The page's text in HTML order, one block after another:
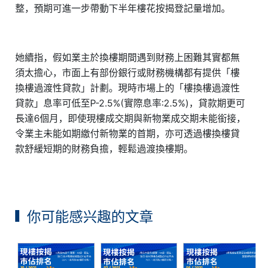
整，預期可進一步帶動下半年樓花按揭登記量增加。
她續指，假如業主於換樓期間遇到財務上困難其實都無
須太擔心，市面上有部份銀行或財務機構都有提供「樓
換樓過渡性貸款」計劃。現時市場上的「樓換樓過渡性
貸款」息率可低至P-2.5%(實際息率:2.5%)，貸款期更可
長達6個月，即使現樓成交期與新物業成交期未能銜接，
令業主未能如期繳付新物業的首期，亦可透過樓換樓貸
款舒緩短期的財務負擔，輕鬆過渡換樓期。
你可能感兴趣的文章